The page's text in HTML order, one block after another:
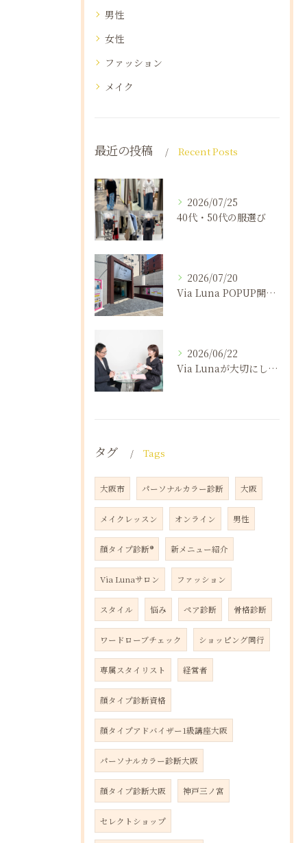
男性
女性
ファッション
メイク
最近の投稿 Recent Posts
2026/07/25
40代・50代の服選び
2026/07/20
Via Luna POPUP開催報告
2026/06/22
Via Lunaが大切にしていること（後半）
タグ Tags
大阪市 パーソナルカラー診断 大阪
メイクレッスン オンライン 男性
顔タイプ診断®️ 新メニュー紹介
Via Lunaサロン ファッション
スタイル 悩み ペア診断 骨格診断
ワードローブチェック ショッピング同行
専属スタイリスト 経営者
顔タイプ診断資格
顔タイプアドバイザー1級講座大阪
パーソナルカラー診断大阪
顔タイプ診断大阪 神戸三ノ宮
セレクトショップ